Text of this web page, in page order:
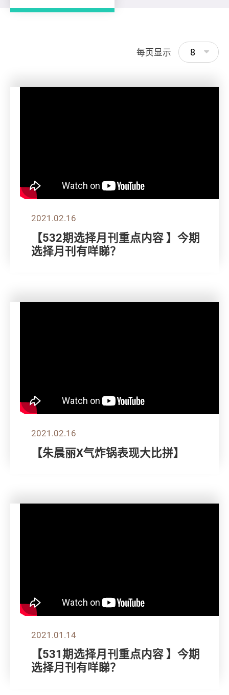
每页显示 8
2021.02.16
【532期选择月刊重点内容 】今期
选择月刊有咩睇？
2021.02.16
【朱晨丽X气炸锅表现大比拼】
2021.01.14
【531期选择月刊重点内容 】今期
选择月刊有咩睇？